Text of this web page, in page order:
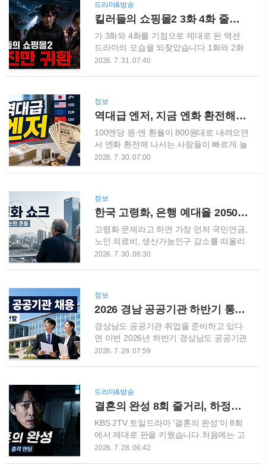
알아야 할 대처방법을 정리해 보겠습니다.
양산 41.4도, 국내 역대 최고기온 기록
2026년 7월 31일 오후 1시 40분경 경남 양
산의 ..
히 감당해야 하는 일처럼 여겨졌지만, 최근
에는 이러한 돌봄의 가치를 인정해 일정 금
액을 지원하는 지방자치단체가 늘어나고
있습니다.특히 2026년에는 경기도 가족돌
봄수당 참여 지역이 26개 시·군으로 확대
지급하는 정부 수당이 아닙니다. 거주 지역
에 따라 명칭과 아동 연령, 소득 기준, 신청
기간이 다르기 때문에 반드시 해당 지역의
공고를 확인해야 합니다..
드라마&방송
킬러들의 쇼핑몰2 3화 4화 줄거리 결말 리뷰, 베일의 죽음과 정진만의 귀환
가 3화와 4화를 기점으로 제대로 된 액션
드라마의 모습을 되찾았습니다.1화와 2화
가 새로운 인물과 바빌론의 움직임을 소개
만의 과거, 우진의 진심, 소민혜의 강렬한
등장, 베일과 정진만의 재대결, 그리고 헬
기를 타고 돌아온 정진만까지 시즌1 팬들
이 기다렸던 장면들이 연이어 등장했습니
다. 디즈니+ 공식 정보에 따르면 시즌2 3화
수요일 두 편씩 공개되고 있습니다. 킬러들
의 쇼핑몰2 3화, 큐와 정진만의 과거3화는
과거 바빌론의 인질 구출 작전을 보여..
2026. 7. 31. 07:40
정보
역대급 엔저, 지금 엔화 환전해도 될까? 올해 1.6조원 몰린 이유와 엔화 전망
100엔당 원·엔 환율이 800원대로 내려오면
서 엔화 환전에 나서는 사람들이 빠르게 늘
고 있습니다.일본 여행을 준비하는 사람뿐
주요 은행에서 원화를 엔화로 환전한 금액
은 약 1조6000억원에 달한 것으로 나타났
습니다.하지만 엔화가 많이 떨어졌다는 이
유만으로 지금이 무조건 저점이라고 판단
하기는 어렵습니다.일본은행의 금리 결정
2026년 7월 1일부터 27일까지 KB국민·신
한·하나·우리·NH농협은행 등 5대 은행에
서 원화를 엔화로 환전한 규모는 315억엔
으로 ..
2026. 7. 30. 07:00
정보
한국 고령화, 은행 예대율 2050년 23% 전망…경제 자금순환에 어떤 충격 올까
고령화 문제라고 하면 가장 먼저 국민연금,
노인 의료비, 생산가능인구 감소를 떠올리
게 됩니다.그런데 앞으로는 은행에 예금은
리 경제의 자금순환 구조 자체가 바뀔 수
있다는 의미입니다. 국제통화기금(IMF)은
최근 발표한 연구에서 한국의 은행 예대율
이 2023년 96%에서 2050년 23%까지 낮
아질 가능성을 제시했습니다. 은행 자산 가
빠르다통계청에 따르면 2025년 우리나라
의 65세 이상 고령인구 비중은 전체 인구의
20.3%입니다. 국민 5명 가운데 1명이 6..
2026. 7. 30. 06:30
정보
2026 경남 공공기관 하반기 통합채용 42명 선발! 원서접수·NCS 필기시험 일정 총정리
경상남도 공공기관 취업을 준비하고 있다
면 이번 2026년 하반기 경상남도 공공기관
통합채용을 눈여겨볼 필요가 있습니다.경
경남로봇랜드재단, 경상남도마산의료원 등
이 참여하며, 원서접수는 2026년 8월 18일
부터 8월 21일까지 진행됩니다. (경상남도
청)특히 이번 채용은 한 사람이 여러 기관
에 동시에 지원할 수 없기 때문에 어느 기
2026. 7. 28. 07:59
드라마&방송
결혼의 완성 8회 줄거리, 하정수 사망 충격 엔딩…고동찬 불법 줄기세포 비밀까지
KBS 2TV 토일드라마 ‘결혼의 완성’이 8회
에서 제대로 판을 키웠습니다.처음에는 고
세윤의 납치 사건을 둘러싼 범인을 찾는 이
2026. 7. 28. 06:42